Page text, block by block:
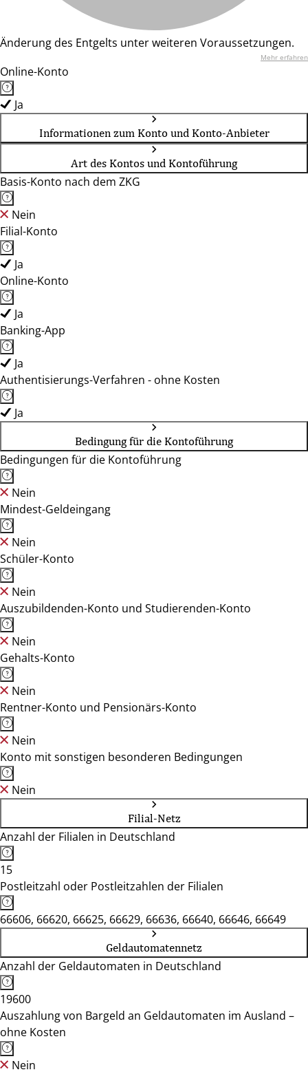
Änderung des Entgelts unter weiteren Voraussetzungen.
Mehr erfahren
Online-Konto
Ja
Informationen zum Konto und Konto-Anbieter
Art des Kontos und Kontoführung
Basis-Konto nach dem ZKG
Nein
Filial-Konto
Ja
Online-Konto
Ja
Banking-App
Ja
Authentisierungs-Verfahren - ohne Kosten
Ja
Bedingung für die Kontoführung
Bedingungen für die Kontoführung
Nein
Mindest-Geldeingang
Nein
Schüler-Konto
Nein
Auszubildenden-Konto und Studierenden-Konto
Nein
Gehalts-Konto
Nein
Rentner-Konto und Pensionärs-Konto
Nein
Konto mit sonstigen besonderen Bedingungen
Nein
Filial-Netz
Anzahl der Filialen in Deutschland
15
Postleitzahl oder Postleitzahlen der Filialen
66606, 66620, 66625, 66629, 66636, 66640, 66646, 66649
Geldautomatennetz
Anzahl der Geldautomaten in Deutschland
19600
Auszahlung von Bargeld an Geldautomaten im Ausland –
ohne Kosten
Nein